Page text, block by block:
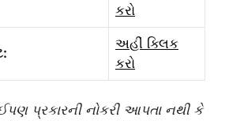
કરો
અહીં ક્લિક
કરો
પ્રકારની નોકરી આપતા નથી કે